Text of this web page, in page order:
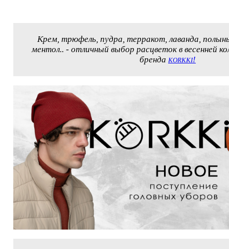
Крем, трюфель, пудра, терракот, лаванда,
ментол.. - отличный выбор расцветок в весенней
бренда KORKKI!